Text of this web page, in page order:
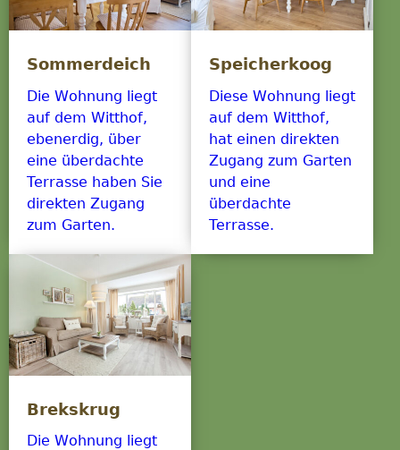
Sommerdeich
Die Wohnung liegt
auf dem Witthof,
ebenerdig, über
eine überdachte
Terrasse haben Sie
direkten Zugang
zum Garten.
Speicherkoog
Diese Wohnung liegt
auf dem Witthof,
hat einen direkten
Zugang zum Garten
und eine
überdachte
Terrasse.
Brekskrug
Die Wohnung liegt